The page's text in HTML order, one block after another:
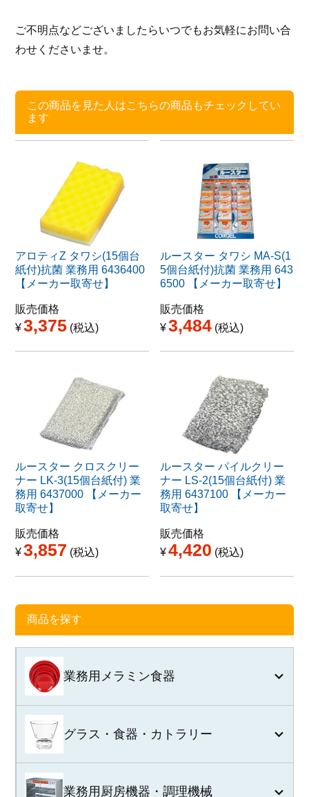
ご不明点などございましたらいつでもお気軽にお問い合
わせくださいませ。
この商品を見た人はこちらの商品もチェックしてい
ます
アロティZ タワシ(15個台
紙付)抗菌 業務用 6436400
【メーカー取寄せ】
販売価格
¥3,375 税込
ルースター タワシ MA-S(1
5個台紙付)抗菌 業務用 643
6500 【メーカー取寄せ】
販売価格
¥3,484 税込
ルースター クロスクリー
ナー LK-3(15個台紙付) 業
務用 6437000 【メーカー
取寄せ】
販売価格
¥3,857 税込
ルースター パイルクリー
ナー LS-2(15個台紙付) 業
務用 6437100 【メーカー
取寄せ】
販売価格
¥4,420 税込
商品を探す
業務用メラミン食器
グラス・食器・カトラリー
業務用厨房機器・調理機械